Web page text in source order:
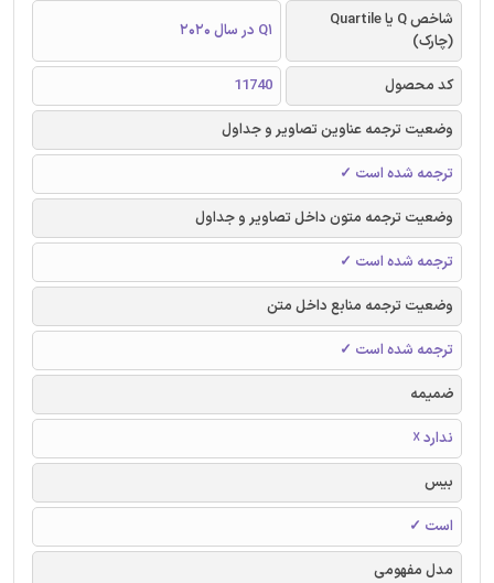
شاخص Q یا Quartile
(چارک)
Q1 در سال 2020
کد محصول
11740
وضعیت ترجمه عناوین تصاویر و جداول
ترجمه شده است ✓
وضعیت ترجمه متون داخل تصاویر و جداول
ترجمه شده است ✓
وضعیت ترجمه منابع داخل متن
ترجمه شده است ✓
ضمیمه
ندارد ☓
بیس
است ✓
مدل مفهومی